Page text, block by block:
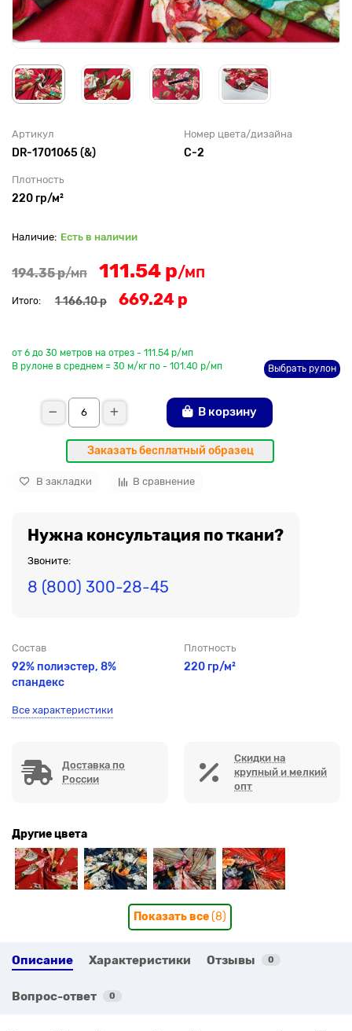
Артикул
DR-1701065 (&)
Номер цвета/дизайна
С-2
Плотность
220 гр/м²
Есть в наличии
194.35 р/мп 111.54 р/мп
Итого: 1 166.10 р 669.24 р
от 6 до 30 метров на отрез - 111.54 р/мп
В рулоне в среднем = 30 м/кг по - 101.40 р/мп
Выбрать рулон
В корзину
Заказать бесплатный образец
В закладки В сравнение
Нужна консультация по ткани?
Звоните:
8 (800) 300-28-45
Состав
92% полиэстер, 8%
спандекс
Плотность
220 гр/м²
Все характеристики
Доставка по
России
Скидки на
крупный и мелкий
опт
Другие цвета
Показать все(8)
Описание Характеристики Отзывы 0
Вопрос-ответ 0